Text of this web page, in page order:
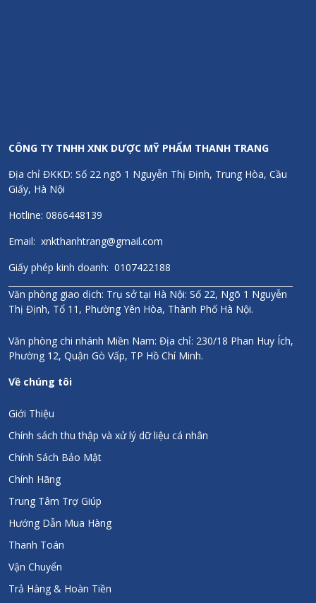
với hơn 117 năm đồng hành phát triển cùng sức khỏe con
lượng sản phẩm tốt bậc nhất Châu Âu. Được phân phối tại hơn
100 Quốc gia trên thế giới trong đó có hơn 30 nước Châu Âu.
dược mỹ phẩm từ hãng dược phẩm Sanct Bernhard của CHLB
Đức tại Việt Nam.
Chính sách
Hoàn tiền 300% nếu phát hiện hàng giả/kém chất lượng
Chính hãng 100%
CÔNG TY TNHH XNK DƯỢC MỸ PHẨM THANH TRANG
Địa chỉ ĐKKD: Số 22 ngõ 1 Nguyễn Thị Định, Trung Hòa, Cầu
Giấy, Hà Nội
Hotline: 0866448139
Email: xnkthanhtrang@gmail.com
Giấy phép kinh doanh: 0107422188
Văn phòng giao dịch: Trụ sở tại Hà Nội: Số 22, Ngõ 1 Nguyễn
Thị Định, Tổ 11, Phường Yên Hòa, Thành Phố Hà Nội.
Văn phòng chi nhánh Miền Nam: Địa chỉ: 230/18 Phan Huy Ích,
Phường 12, Quận Gò Vấp, TP Hồ Chí Minh.
Về chúng tôi
Giới Thiệu
Chính sách thu thập và xử lý dữ liệu cá nhân
Chính Sách Bảo Mật
Chính Hãng
Trung Tâm Trợ Giúp
Hướng Dẫn Mua Hàng
Thanh Toán
Vận Chuyển
Trả Hàng & Hoàn Tiền